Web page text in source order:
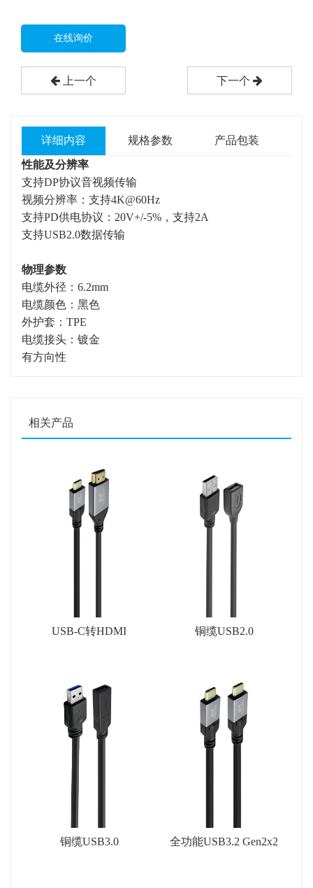
在线询价
上一个 下一个
详细内容 规格参数 产品包装
性能及分辨率
支持DP协议音视频传输
视频分辨率：支持4K@60Hz
支持PD供电协议：20V+/-5%，支持2A
支持USB2.0数据传输
物理参数
电缆外径：6.2mm
电缆颜色：黑色
外护套：TPE
电缆接头：镀金
有方向性
相关产品
USB-C转HDMI 铜缆USB2.0
铜缆USB3.0 全功能USB3.2 Gen2x2